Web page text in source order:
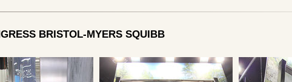
BRISTOL-MYERS SQUIBB